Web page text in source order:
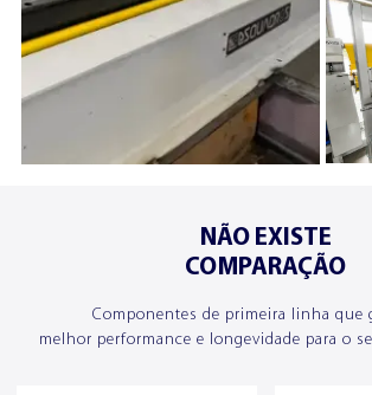
NÃO EXISTE
COMPARAÇÃO
Componentes de primeira linha que
melhor performance e longevidade para o